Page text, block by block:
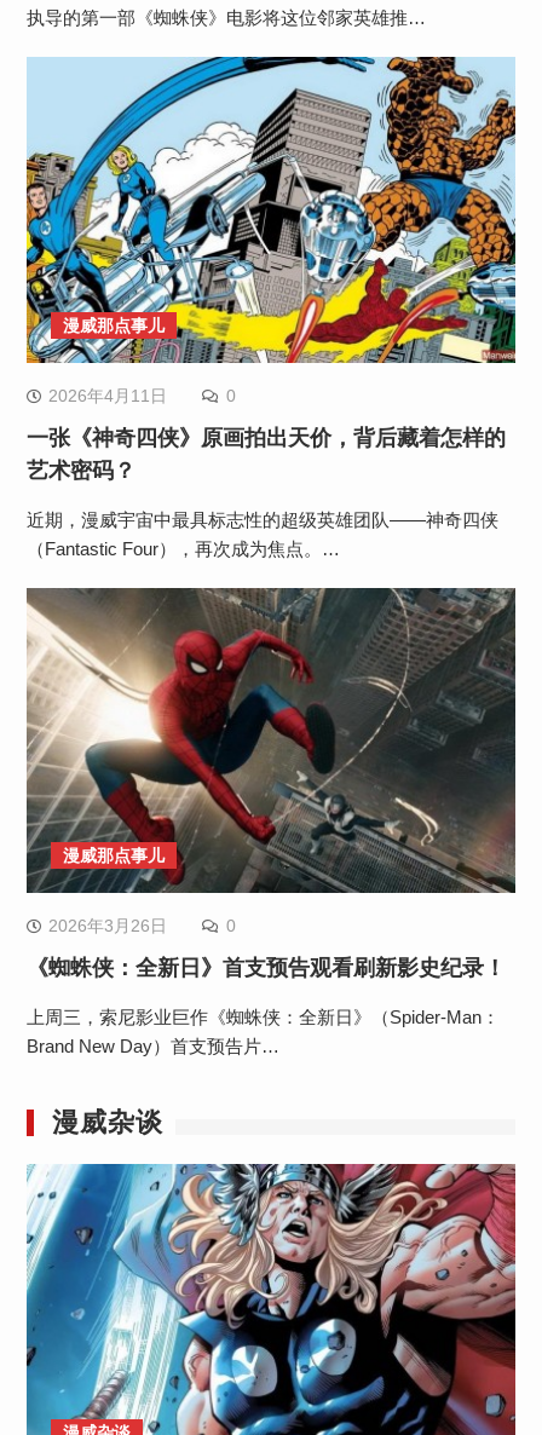
执导的第一部《蜘蛛侠》电影将这位邻家英雄推…
漫威那点事儿
2026年4月11日 0
一张《神奇四侠》原画拍出天价，背后藏着怎样的
艺术密码？
近期，漫威宇宙中最具标志性的超级英雄团队——神奇四侠
（Fantastic Four），再次成为焦点。…
漫威那点事儿
2026年3月26日 0
《蜘蛛侠：全新日》首支预告观看刷新影史纪录！
上周三，索尼影业巨作《蜘蛛侠：全新日》（Spider-Man：
Brand New Day）首支预告片…
漫威杂谈